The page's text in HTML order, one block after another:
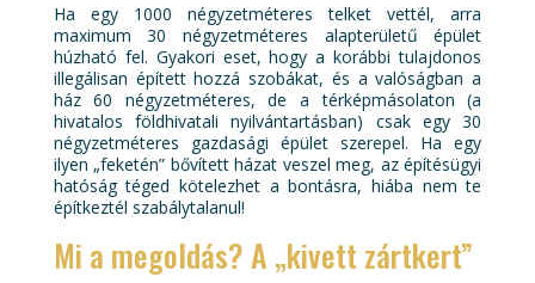
Ha egy 1000 négyzetméteres telket vettél, arra
maximum 30 négyzetméteres alapterületű épület
húzható fel. Gyakori eset, hogy a korábbi tulajdonos
illegálisan épített hozzá szobákat, és a valóságban a
ház 60 négyzetméteres, de a térképmásolaton (a
hivatalos földhivatali nyilvántartásban) csak egy 30
négyzetméteres gazdasági épület szerepel. Ha egy
ilyen „feketén” bővített házat veszel meg, az építésügyi
hatóság téged kötelezhet a bontásra, hiába nem te
építkeztél szabálytalanul!
Mi a megoldás? A „kivett zártkert”